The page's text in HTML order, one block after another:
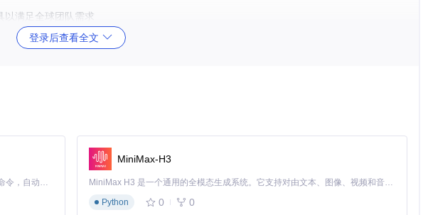
以满足全球团队需求
具具有明显差异化优势
家参与
不仅能提升用户体验，还能显著拓展市场覆盖。对于开源项目而言，建立可持续的多语言
实现之道
登录后查看全文
Claude Code 的开源替代方案。连接任意大模型，编辑代码，运行命令，自动验证 — 全自动执行。用 Rust 构建，极致性能。 ｜ An open-source alternative to Claude Code. Connect any LLM, edit code, run commands, and verify changes — autonomously. Built in Rust for speed. Get Started
MiniMax-H3
MiniMax H3 是一个通用的全模态生成系统。它支持对由文本、图像、视频和音频组成的多模态上下文进行统一理解，并能生成分辨率高达 2K、时长可达 15 秒的带原生立体声音频的视频。得益于面向任务泛化的系统设计，H3 在预训练阶段就已具备广泛的多模态上下文理解与生成能力，能够出色地执行复杂的多模态指令。
Python
0 0